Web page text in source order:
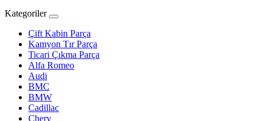
Kategoriler
Çift Kabin Parça
Kamyon Tır Parça
Ticari Çıkma Parça
Alfa Romeo
Audi
BMC
BMW
Cadillac
Chery